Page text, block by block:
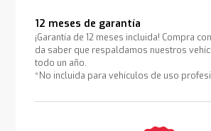
12 meses de garantía
¡Garantía de 12 meses incluida! Compra
da saber que respaldamos nuestros
todo un año.
*No incluida para vehículos de uso